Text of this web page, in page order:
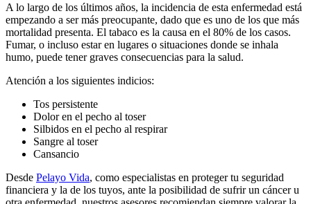
A lo largo de los últimos años, la incidencia de esta enfermedad está
empezando a ser más preocupante, dado que es uno de los que más
mortalidad presenta. El tabaco es la causa en el 80% de los casos.
Fumar, o incluso estar en lugares o situaciones donde se inhala
humo, puede tener graves consecuencias para la salud.
Atención a los siguientes indicios:
Tos persistente
Dolor en el pecho al toser
Silbidos en el pecho al respirar
Sangre al toser
Cansancio
Desde Pelayo Vida, como especialistas en proteger tu seguridad
financiera y la de los tuyos, ante la posibilidad de sufrir un cáncer u